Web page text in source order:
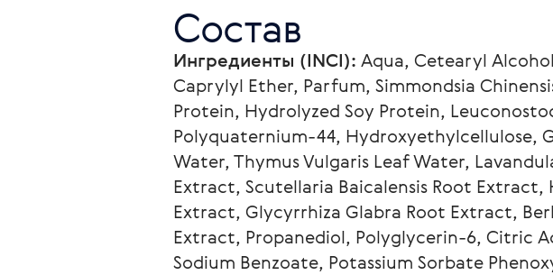
Состав
Ингредиенты (INCI): Aqua, Cetearyl
Caprylyl Ether, Parfum, Simmondsia
Protein, Hydrolyzed Soy Protein,
Polyquaternium-44, Hydroxyethylcellulose,
Water, Thymus Vulgaris Leaf Water,
Extract, Scutellaria Baicalensis Root
Extract, Glycyrrhiza Glabra Root Extract,
Extract, Propanediol, Polyglycerin-6, Citric
Sodium Benzoate, Potassium Sorbate